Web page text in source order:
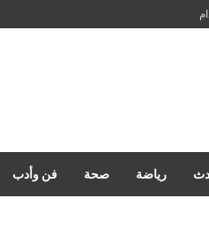
رياضة صحة فن وأدب